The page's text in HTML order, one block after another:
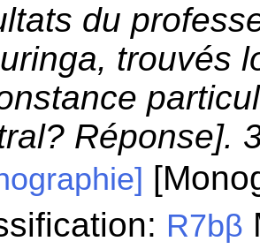
du
trouvés
Réponse].
R7bβ